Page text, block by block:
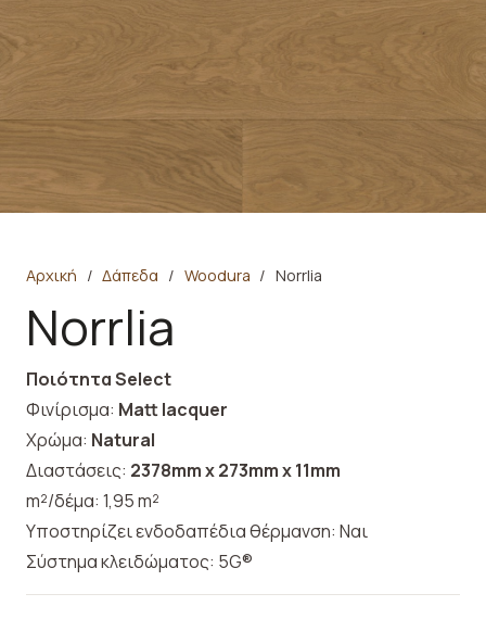
Αρχική / Δάπεδα / Woodura / Norrlia
Norrlia
Ποιότητα Select
Φινίρισμα: Matt lacquer
Χρώμα: Natural
Διαστάσεις: 2378mm x 273mm x 11mm
m²/δέμα: 1,95 m²
Υποστηρίζει ενδοδαπέδια θέρμανση: Ναι
Σύστημα κλειδώματος: 5G®